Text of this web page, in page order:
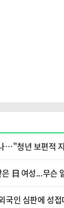
…"청년 보편적
日 여성...무슨
국인 심판에 성